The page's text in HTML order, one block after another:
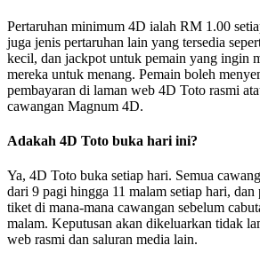
Pertaruhan minimum 4D ialah RM 1.00
juga jenis pertaruhan lain yang tersedia
kecil, dan jackpot untuk pemain yang ingin
mereka untuk menang. Pemain boleh
pembayaran di laman web 4D Toto rasmi
cawangan Magnum 4D.
Adakah 4D Toto buka hari ini?
Ya, 4D Toto buka setiap hari. Semua
dari 9 pagi hingga 11 malam setiap hari,
tiket di mana-mana cawangan sebelum
malam. Keputusan akan dikeluarkan tidak
web rasmi dan saluran media lain.